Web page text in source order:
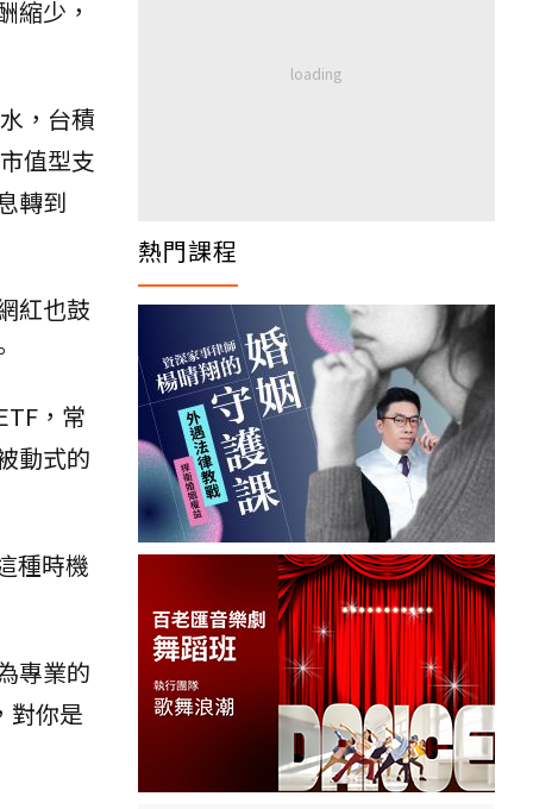
縮少，
，台積
值型支
轉到
紅也鼓
，常
動式的
種時機
專業的
對你是
熱門課程